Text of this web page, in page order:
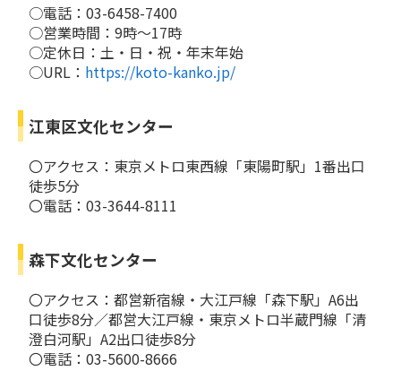
○電話：03-6458-7400
○営業時間：9時～17時
○定休日：土・日・祝・年末年始
○URL： https://koto-kanko.jp/
江東区文化センター
〇アクセス：東京メトロ東西線「東陽町駅」1番出口
徒歩5分
〇電話：03-3644-8111
森下文化センター
〇アクセス：都営新宿線・大江戸線「森下駅」A6出
口徒歩8分／都営大江戸線・東京メトロ半蔵門線「清
澄白河駅」A2出口徒歩8分
〇電話：03-5600-8666